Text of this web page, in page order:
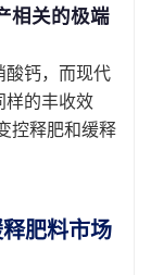
相关的极端
酸钙，而现代
样的丰收效
控释肥和缓释
肥料市场